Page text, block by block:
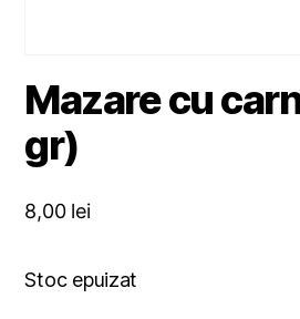
Mazare cu
gr)
8,00 lei
Stoc epuizat